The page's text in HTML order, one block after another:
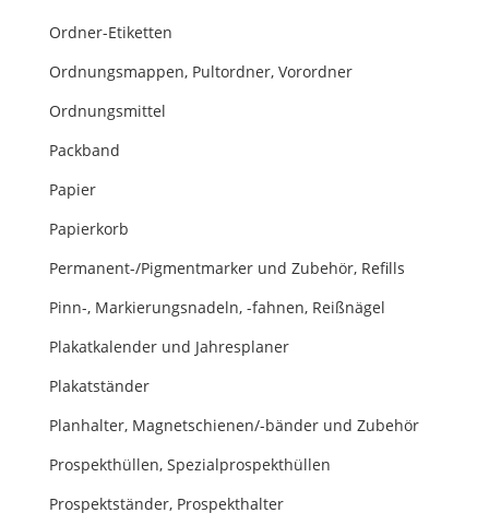
Ordner-Etiketten
Ordnungsmappen, Pultordner, Vorordner
Ordnungsmittel
Packband
Papier
Papierkorb
Permanent-/Pigmentmarker und Zubehör, Refills
Pinn-, Markierungsnadeln, -fahnen, Reißnägel
Plakatkalender und Jahresplaner
Plakatständer
Planhalter, Magnetschienen/-bänder und Zubehör
Prospekthüllen, Spezialprospekthüllen
Prospektständer, Prospekthalter